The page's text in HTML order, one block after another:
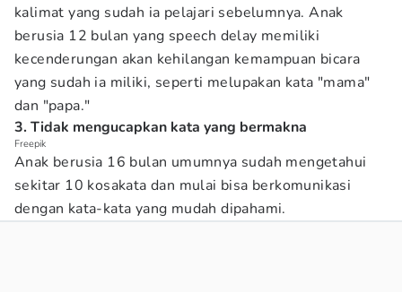
kalimat yang sudah ia pelajari sebelumnya. Anak
berusia 12 bulan yang speech delay memiliki
kecenderungan akan kehilangan kemampuan bicara
yang sudah ia miliki, seperti melupakan kata "mama"
dan "papa."
3. Tidak mengucapkan kata yang bermakna
Freepik
Anak berusia 16 bulan umumnya sudah mengetahui
sekitar 10 kosakata dan mulai bisa berkomunikasi
dengan kata-kata yang mudah dipahami.